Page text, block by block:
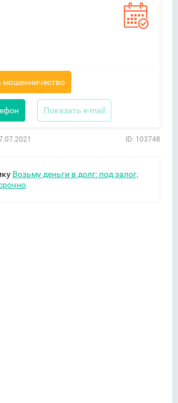
мошенничество
Показать e-mail
ID: 103748
Возьму деньги в долг: под залог,